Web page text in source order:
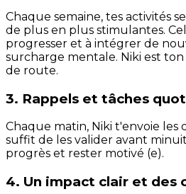
Chaque semaine, tes activités
de plus en plus stimulantes.
progresser et à intégrer de
surcharge mentale. Niki est
de route.
3. Rappels et tâches
Chaque matin, Niki t'envoie les
suffit de les valider avant
progrès et rester motivé (e).
4. Un impact clair et des